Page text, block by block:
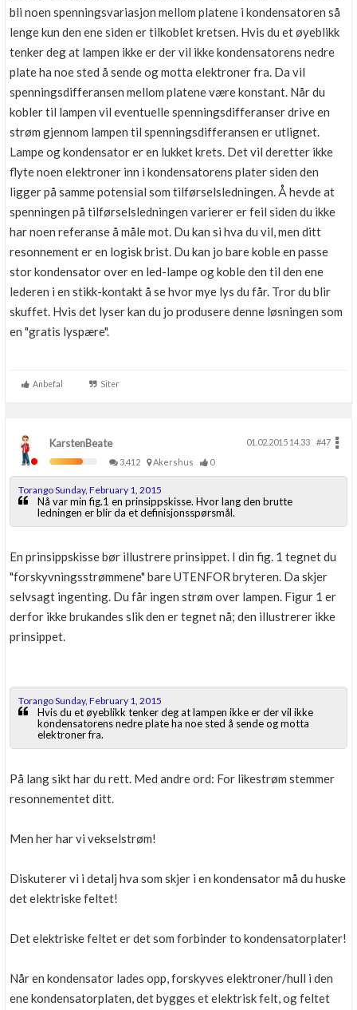
bli noen spenningsvariasjon mellom platene i kondensatoren så
lenge kun den ene siden er tilkoblet kretsen. Hvis du et øyeblikk
tenker deg at lampen ikke er der vil ikke kondensatorens nedre
plate ha noe sted å sende og motta elektroner fra. Da vil
spenningsdifferansen mellom platene være konstant. Når du
kobler til lampen vil eventuelle spenningsdifferanser drive en
strøm gjennom lampen til spenningsdifferansen er utlignet.
Lampe og kondensator er en lukket krets. Det vil deretter ikke
flyte noen elektroner inn i kondensatorens plater siden den
ligger på samme potensial som tilførselsledningen. Å hevde at
spenningen på tilførselsledningen varierer er feil siden du ikke
har noen referanse å måle mot. Du kan si hva du vil, men ditt
resonnement er en logisk brist. Du kan jo bare koble en passe
stor kondensator over en led-lampe og koble den til den ene
lederen i en stikk-kontakt å se hvor mye lys du får. Tror du blir
skuffet. Hvis det lyser kan du jo produsere denne løsningen som
en "gratis lyspære".
Anbefal Siter
KarstenBeate 01.02.2015 14.33
#47
3,412
Akershus 0
Torango Sunday, February 1, 2015
Nå var min fig.1 en prinsippskisse. Hvor lang den brutte
ledningen er blir da et definisjonsspørsmål.
En prinsippskisse bør illustrere prinsippet. I din fig. 1 tegnet du
"forskyvningsstrømmene" bare UTENFOR bryteren. Da skjer
selvsagt ingenting. Du får ingen strøm over lampen. Figur 1 er
derfor ikke brukandes slik den er tegnet nå; den illustrerer ikke
prinsippet.
Torango Sunday, February 1, 2015
Hvis du et øyeblikk tenker deg at lampen ikke er der vil ikke
kondensatorens nedre plate ha noe sted å sende og motta
elektroner fra.
På lang sikt har du rett. Med andre ord: For likestrøm stemmer
resonnementet ditt.
Men her har vi vekselstrøm!
Diskuterer vi i detalj hva som skjer i en kondensator må du huske
det elektriske feltet!
Det elektriske feltet er det som forbinder to kondensatorplater!
Når en kondensator lades opp, forskyves elektroner/hull i den
ene kondensatorplaten, det bygges et elektrisk felt, og feltet